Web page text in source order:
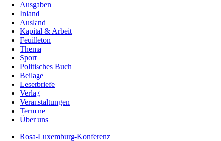
Ausgaben
Inland
Ausland
Kapital & Arbeit
Feuilleton
Thema
Sport
Politisches Buch
Beilage
Leserbriefe
Verlag
Veranstaltungen
Termine
Über uns
Rosa-Luxemburg-Konferenz